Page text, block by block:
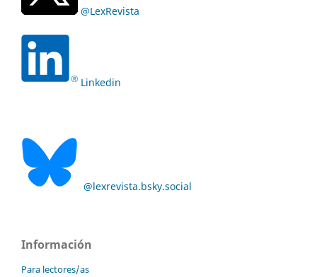
@LexRevista
Linkedin
@lexrevista.bsky.social
Información
Para lectores/as